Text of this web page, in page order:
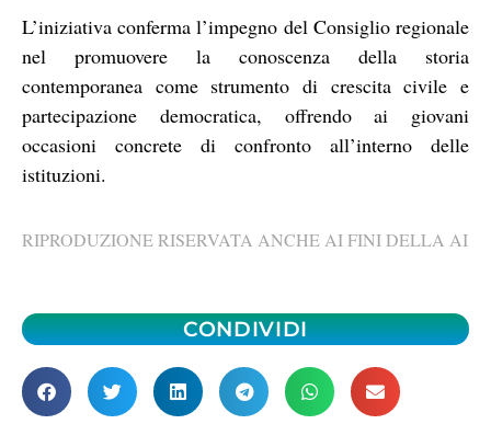
L’iniziativa conferma l’impegno del Consiglio regionale
nel promuovere la conoscenza della storia
contemporanea come strumento di crescita civile e
partecipazione democratica, offrendo ai giovani
occasioni concrete di confronto all’interno delle
istituzioni.
RIPRODUZIONE RISERVATA ANCHE AI FINI DELLA AI
CONDIVIDI